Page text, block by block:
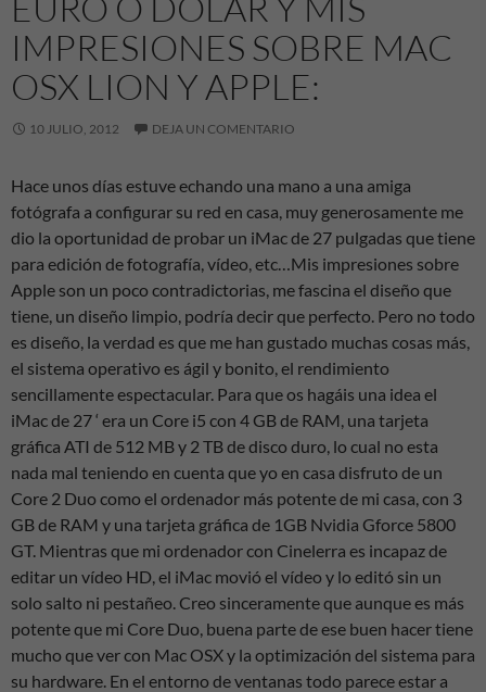
IMPRESIONES SOBRE MAC
OSX LION Y APPLE:
10 JULIO, 2012 DEJA UN COMENTARIO
Hace unos días estuve echando una mano a una amiga
fotógrafa a configurar su red en casa, muy generosamente me
dio la oportunidad de probar un iMac de 27 pulgadas que tiene
para edición de fotografía, vídeo, etc…Mis impresiones sobre
Apple son un poco contradictorias, me fascina el diseño que
tiene, un diseño limpio, podría decir que perfecto. Pero no todo
es diseño, la verdad es que me han gustado muchas cosas más,
el sistema operativo es ágil y bonito, el rendimiento
sencillamente espectacular. Para que os hagáis una idea el
iMac de 27 ‘ era un Core i5 con 4 GB de RAM, una tarjeta
gráfica ATI de 512 MB y 2 TB de disco duro, lo cual no esta
nada mal teniendo en cuenta que yo en casa disfruto de un
Core 2 Duo como el ordenador más potente de mi casa, con 3
GB de RAM y una tarjeta gráfica de 1GB Nvidia Gforce 5800
GT. Mientras que mi ordenador con Cinelerra es incapaz de
editar un vídeo HD, el iMac movió el vídeo y lo editó sin un
solo salto ni pestañeo. Creo sinceramente que aunque es más
potente que mi Core Duo, buena parte de ese buen hacer tiene
mucho que ver con Mac OSX y la optimización del sistema para
su hardware. En el entorno de ventanas todo parece estar a